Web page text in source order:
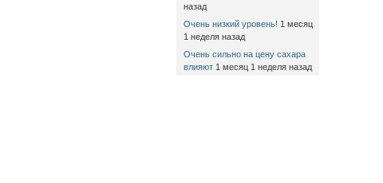
назад
Очень низкий уровень! 1 месяц
1 неделя назад
Очень сильно на цену сахара
влияют 1 месяц 1 неделя назад